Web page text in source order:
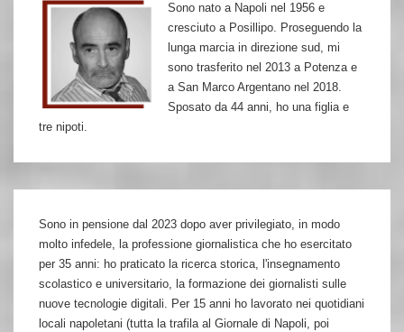
Sono nato a Napoli nel 1956 e
cresciuto a Posillipo. Proseguendo la
lunga marcia in direzione sud, mi
sono trasferito nel 2013 a Potenza e
a San Marco Argentano nel 2018.
Sposato da 44 anni, ho una figlia e
tre nipoti.
Sono in pensione dal 2023 dopo aver privilegiato, in modo
molto infedele, la professione giornalistica che ho esercitato
per 35 anni: ho praticato la ricerca storica, l'insegnamento
scolastico e universitario, la formazione dei giornalisti sulle
nuove tecnologie digitali. Per 15 anni ho lavorato nei quotidiani
locali napoletani (tutta la trafila al Giornale di Napoli, poi